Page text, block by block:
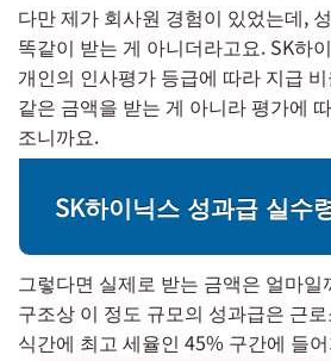
다만 제가 회사원 경험이 있었는데,
똑같이 받는 게 아니더라고요. SK하
개인의 인사평가 등급에 따라 지급
같은 금액을 받는 게 아니라 평가에
조니까요.
SK하이닉스 성과급 실수
그렇다면 실제로 받는 금액은 얼마
구조상 이 정도 규모의 성과급은 근
식간에 최고 세율인 45% 구간에 들